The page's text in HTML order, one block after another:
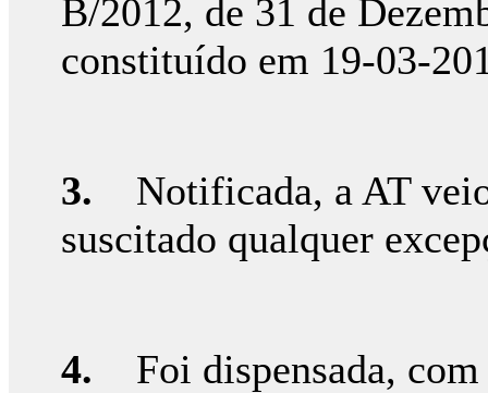
B/2012, de 31 de
constituído em 19-03-
3. Notificada, a AT veio
suscitado qualquer
4. Foi dispensada, com